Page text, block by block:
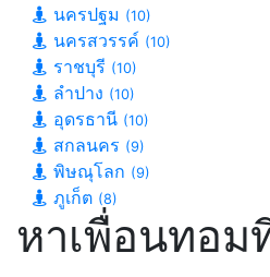
นครปฐม (10)
นครสวรรค์ (10)
ราชบุรี (10)
ลำปาง (10)
อุดรธานี (10)
สกลนคร (9)
พิษณุโลก (9)
ภูเก็ต (8)
หาเพื่อนทอม